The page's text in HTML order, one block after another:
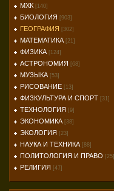
МХК [140]
БИОЛОГИЯ [903]
ГЕОГРАФИЯ [302]
МАТЕМАТИКА [21]
ФИЗИКА [124]
АСТРОНОМИЯ [68]
МУЗЫКА [53]
РИСОВАНИЕ [13]
ФИЗКУЛЬТУРА И СПОРТ [31]
ТЕХНОЛОГИЯ [9]
ЭКОНОМИКА [38]
ЭКОЛОГИЯ [23]
НАУКА И ТЕХНИКА [88]
ПОЛИТОЛОГИЯ И ПРАВО [25]
РЕЛИГИЯ [47]